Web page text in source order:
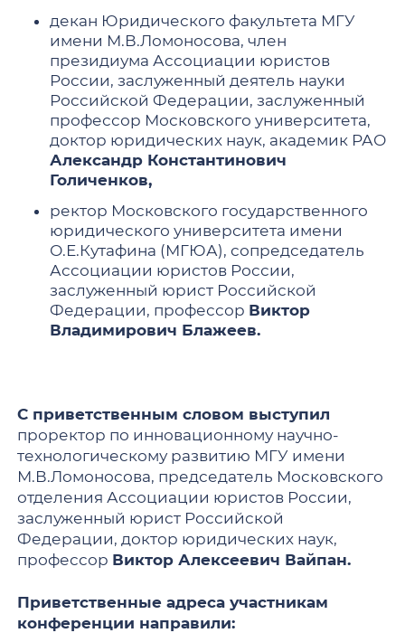
декан Юридического факультета МГУ
имени М.В.Ломоносова, член
президиума Ассоциации юристов
России, заслуженный деятель науки
Российской Федерации, заслуженный
профессор Московского университета,
доктор юридических наук, академик РАО
Александр Константинович
Голиченков,
ректор Московского государственного
юридического университета имени
О.Е.Кутафина (МГЮА), сопредседатель
Ассоциации юристов России,
заслуженный юрист Российской
Федерации, профессор Виктор
Владимирович Блажеев.
С приветственным словом выступил
проректор по инновационному научно-
технологическому развитию МГУ имени
М.В.Ломоносова, председатель Московского
отделения Ассоциации юристов России,
заслуженный юрист Российской
Федерации, доктор юридических наук,
профессор Виктор Алексеевич Вайпан.
Приветственные адреса участникам
конференции направили: